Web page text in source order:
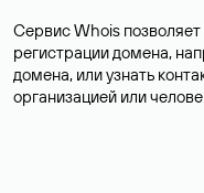
Сервис Whois
регистрации домена,
домена, или узнать
организацией или